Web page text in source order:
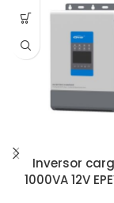
Inversor
1000VA 12V